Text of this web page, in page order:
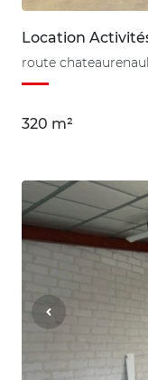
Location
route
320 m²